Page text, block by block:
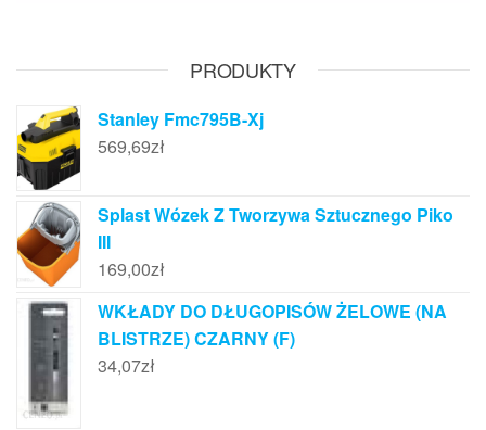
PRODUKTY
Stanley Fmc795B-Xj
569,69zł
Splast Wózek Z Tworzywa Sztucznego Piko
III
169,00zł
WKŁADY DO DŁUGOPISÓW ŻELOWE (NA
BLISTRZE) CZARNY (F)
34,07zł